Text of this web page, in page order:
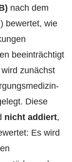
nach dem
bewertet, wie
beeinträchtigt
zunächst
Diese
nicht addiert,
Es wird